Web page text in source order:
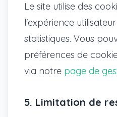
Le site utilise des
l'expérience
statistiques. Vous
préférences de
via notre page de
5. Limitation de